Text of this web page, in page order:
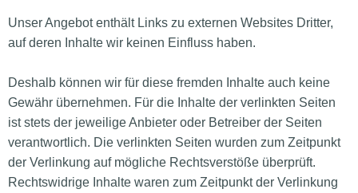
Unser Angebot enthält Links zu externen Websites Dritter,
auf deren Inhalte wir keinen Einfluss haben.
Deshalb können wir für diese fremden Inhalte auch keine
Gewähr übernehmen. Für die Inhalte der verlinkten Seiten
ist stets der jeweilige Anbieter oder Betreiber der Seiten
verantwortlich. Die verlinkten Seiten wurden zum Zeitpunkt
der Verlinkung auf mögliche Rechtsverstöße überprüft.
Rechtswidrige Inhalte waren zum Zeitpunkt der Verlinkung